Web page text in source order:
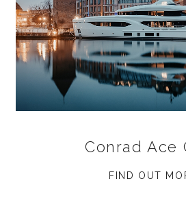
Conrad Ace
FIND OUT